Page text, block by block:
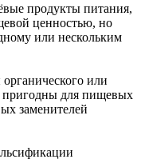
продукты питания,
ценностью, но
или нескольким
или
пригодны для пищевых
заменителей